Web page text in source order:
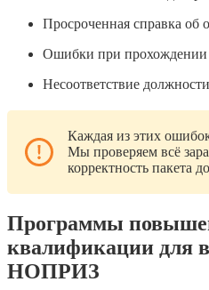
Просроченная справка об
Ошибки при
Несоответствие
Каждая из этих
Мы проверяем всё
корректность пакета
Программы
квалификации для
НОПРИЗ